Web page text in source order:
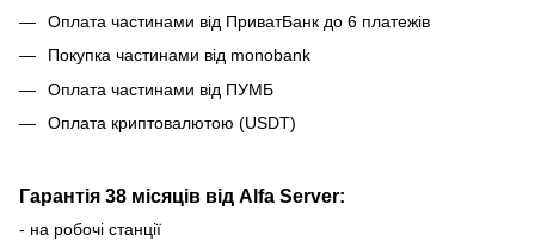
Оплата частинами від ПриватБанк до 6 платежів
Покупка частинами від monobank
Оплата частинами від ПУМБ
Оплата криптовалютою (USDT)
Гарантія 38 місяців від Alfa Server:
- на робочі станції